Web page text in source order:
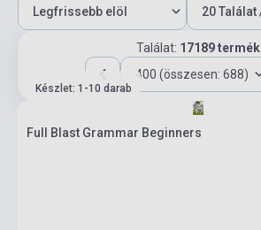
Találat: 17189 termék
400 (összesen: 688)
Készlet: 1-10 darab
Full Blast Grammar Beginners